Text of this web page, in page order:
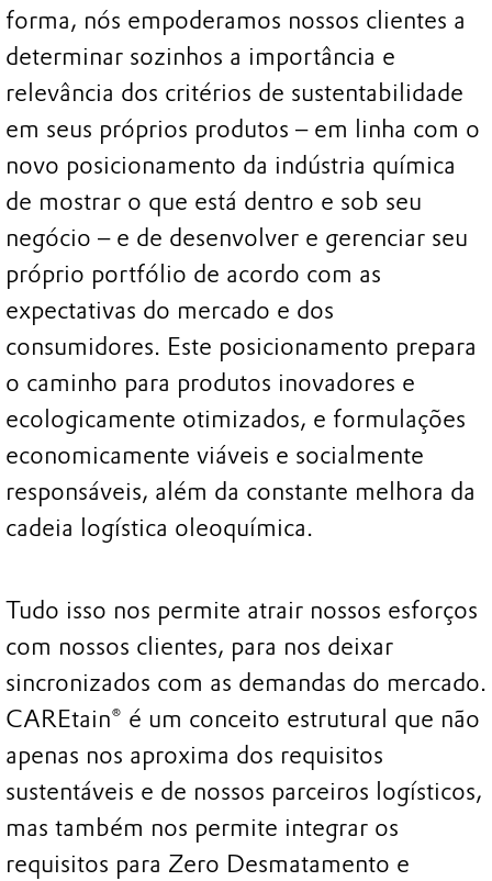
forma, nós empoderamos nossos clientes a
determinar sozinhos a importância e
relevância dos critérios de sustentabilidade
em seus próprios produtos – em linha com o
novo posicionamento da indústria química
de mostrar o que está dentro e sob seu
negócio – e de desenvolver e gerenciar seu
próprio portfólio de acordo com as
expectativas do mercado e dos
consumidores. Este posicionamento prepara
o caminho para produtos inovadores e
ecologicamente otimizados, e formulações
economicamente viáveis e socialmente
responsáveis, além da constante melhora da
cadeia logística oleoquímica.
Tudo isso nos permite atrair nossos esforços
com nossos clientes, para nos deixar
sincronizados com as demandas do mercado.
CAREtain® é um conceito estrutural que não
apenas nos aproxima dos requisitos
sustentáveis e de nossos parceiros logísticos,
mas também nos permite integrar os
requisitos para Zero Desmatamento e